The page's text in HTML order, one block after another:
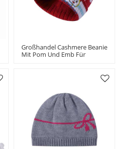
Großhandel Cashmere Beanie
Mit Pom Und Emb Für